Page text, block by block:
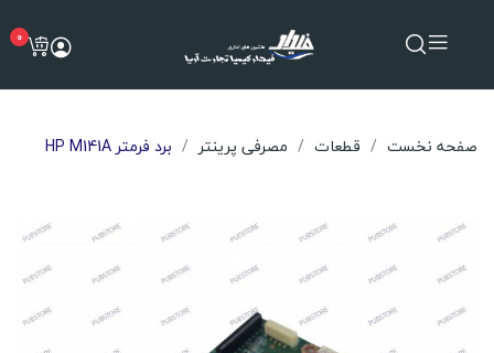
0
صفحه نخست قطعات مصرفی پرینتر برد فرمتر HP M141A